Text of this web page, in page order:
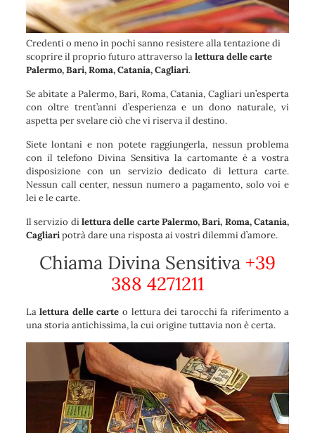
Credenti o meno in pochi sanno resistere alla tentazione di
scoprire il proprio futuro attraverso lalettura delle carte
Palermo, Bari, Roma, Catania, Cagliari.
Se abitate a Palermo, Bari, Roma, Catania, Cagliari un’esperta
con oltre trent’anni d’esperienza e un dono naturale, vi
aspetta per svelare ciò che vi riserva il destino.
Siete lontani e non potete raggiungerla, nessun problema
con il telefono Divina Sensitiva la cartomante è a vostra
disposizione con un servizio dedicato di lettura carte.
Nessun call center, nessun numero a pagamento, solo voi e
lei e le carte.
Il servizio dilettura delle carte Palermo, Bari, Roma, Catania,
Cagliaripotrà dare una risposta ai vostri dilemmi d’amore.
Chiama Divina Sensitiva +39
388 4271211
Lalettura delle carte o lettura dei tarocchi fa riferimento a
una storia antichissima, la cui origine tuttavia non è certa.